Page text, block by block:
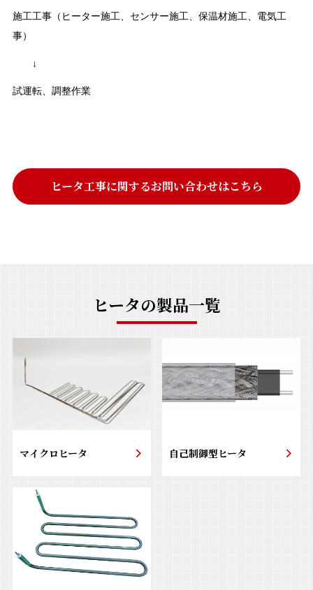
施工工事（ヒーター施工、センサー施工、保温材施工、電気工
事）
↓
試運転、調整作業
ヒータ工事に関するお問い合わせはこちら
ヒータの製品一覧
マイクロヒータ 自己制御型ヒータ